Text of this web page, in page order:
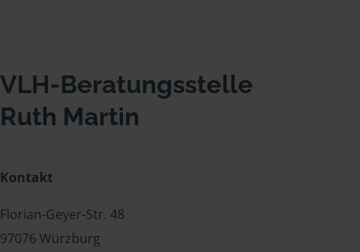
VLH-Beratungsstelle
Ruth Martin
Kontakt
Florian-Geyer-Str. 48
97076 Würzburg